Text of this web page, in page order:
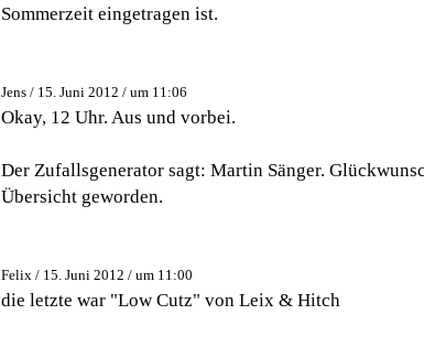
Sommerzeit eingetragen ist.
Jens / 15. Juni 2012 / um 11:06
Okay, 12 Uhr. Aus und vorbei.
Der Zufallsgenerator sagt: Martin Sänger.
Übersicht geworden.
Felix / 15. Juni 2012 / um 11:00
die letzte war "Low Cutz" von Leix & Hitch